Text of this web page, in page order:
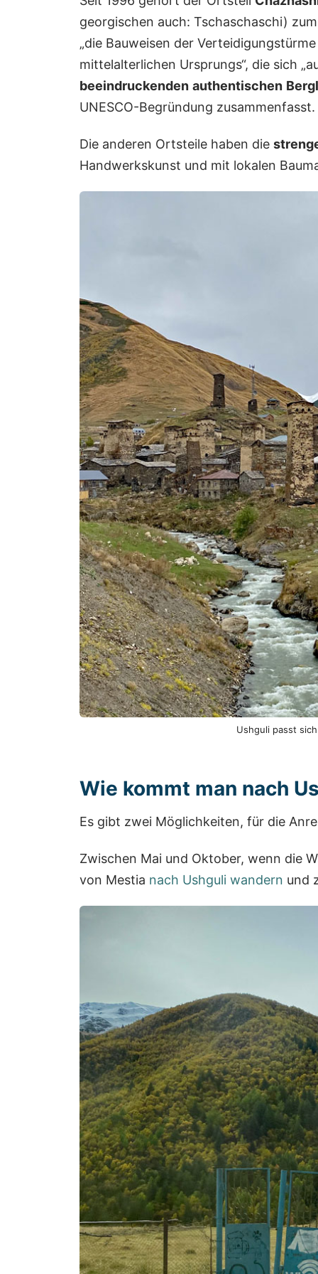
georgischen auch: Tschaschaschi)
„die Bauweisen der
mittelalterlichen Ursprungs“, die sich
beeindruckenden authentischen
UNESCO-Begründung zusammenfasst.
Die anderen Ortsteile haben die
Handwerkskunst und mit lokalen
Ushguli passt
Wie kommt man nach
Es gibt zwei Möglichkeiten, für die
Zwischen Mai und Oktober, wenn die
von Mestia nach Ushguli wandern und